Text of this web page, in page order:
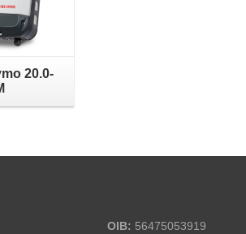
20.0-
OIB: 56475053919